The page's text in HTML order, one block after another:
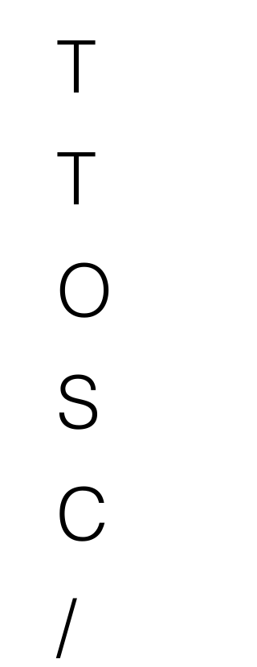
T
T
O
S
C
/